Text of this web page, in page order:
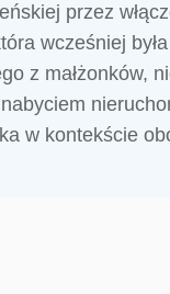
przez
wcześniej
z małżonków,
w kontekście